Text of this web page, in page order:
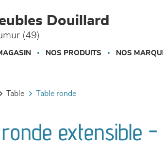
Douillard
(49)
NOS PRODUITS NOS
table table ronde
extensible -